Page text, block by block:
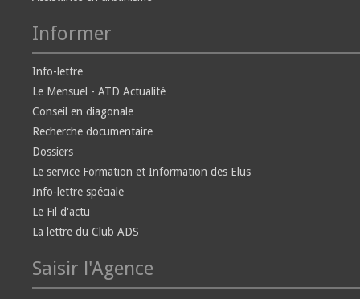
Informer
Info-lettre
Le Mensuel - ATD Actualité
Conseil en diagonale
Recherche documentaire
Dossiers
Le service Formation et Information des Elus
Info-lettre spéciale
Le Fil d'actu
La lettre du Club ADS
Saisir l'Agence